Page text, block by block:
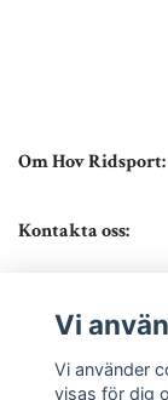
Om Hov Ridsport:
Kontakta oss:
Sociala medier
Vi
Vi använder
visas för dig